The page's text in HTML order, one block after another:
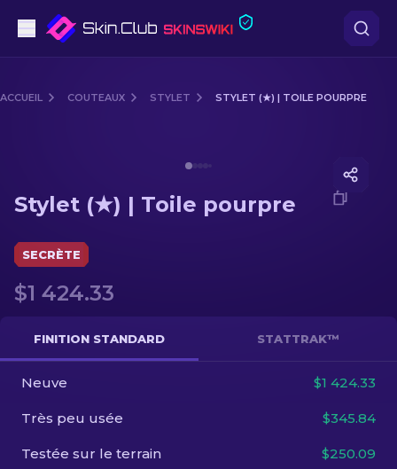
Fusils de Précision
Couteaux
Gants
Caisses
Autre
ACCUEIL COUTEAUX STYLET STYLET (★) | TOILE POURPRE
Stylet (★) | Toile pourpre
SECRÈTE
$1 424.33
FINITION STANDARD STATTRAK™
Neuve $1 424.33
Très peu usée $345.84
Testée sur le terrain $250.09